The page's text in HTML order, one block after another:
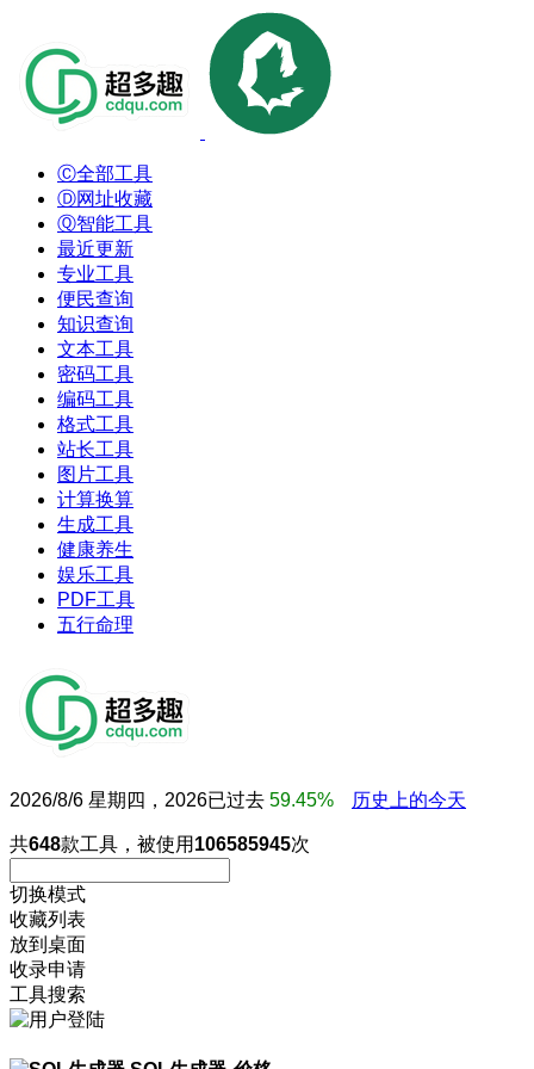
Ⓒ全部工具
Ⓓ网址收藏
Ⓠ智能工具
最近更新
专业工具
便民查询
知识查询
文本工具
密码工具
编码工具
格式工具
站长工具
图片工具
计算换算
生成工具
健康养生
娱乐工具
PDF工具
五行命理
2026/8/6 星期四，2026已过去 59.45% 历史上的今天
共648款工具，被使用 106585945次
切换模式
收藏列表
放到桌面
收录申请
工具搜索